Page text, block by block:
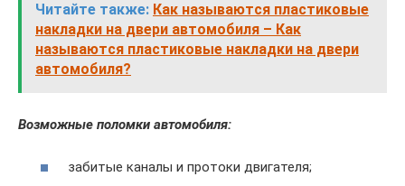
Читайте также: Как называются пластиковые
накладки на двери автомобиля – Как
называются пластиковые накладки на двери
автомобиля?
Возможные поломки автомобиля:
забитые каналы и протоки двигателя;